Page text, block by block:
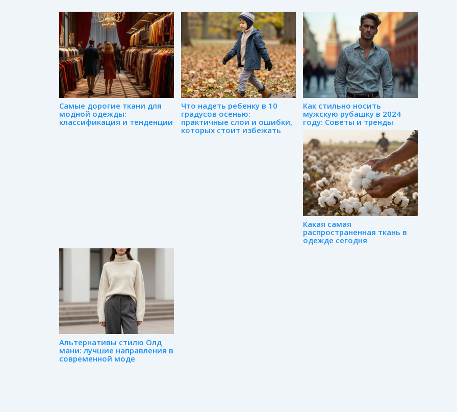
Самые дорогие ткани для
модной одежды:
классификация и тенденции
Что надеть ребенку в 10
градусов осенью:
практичные слои и ошибки,
которых стоит избежать
Как стильно носить
мужскую рубашку в 2024
году: Советы и тренды
Какая самая
распространенная ткань в
одежде сегодня
Альтернативы стилю Олд
мани: лучшие направления в
современной моде